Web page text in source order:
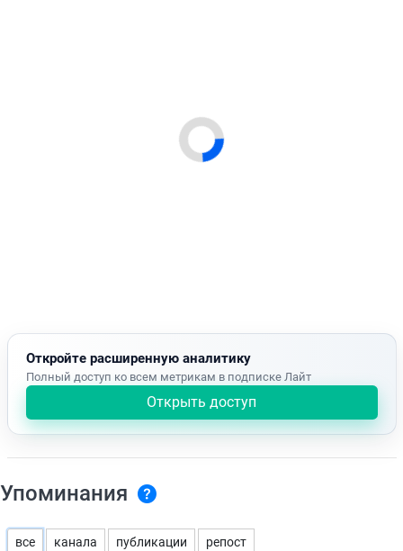
Откройте расширенную аналитику
Полный доступ ко всем метрикам в подписке Лайт
Открыть доступ
Упоминания
все канала публикации репост